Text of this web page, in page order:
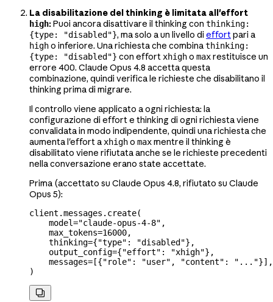
La disabilitazione del thinking è limitata all'effort
high:Puoi ancora disattivare il thinking con thinking:
{type: "disabled"}, ma solo a un livello di effortpari a
higho inferiore. Una richiesta che combinathinking:
{type: "disabled"} con effort xhigho maxrestituisce un
errore 400. Claude Opus 4.8 accetta questa
combinazione, quindi verifica le richieste che disabilitano il
thinking prima di migrare.
Il controllo viene applicato a ogni richiesta: la
configurazione di effort e thinking di ogni richiesta viene
convalidata in modo indipendente, quindi una richiesta che
aumenta l'effort a xhigho maxmentre il thinking è
disabilitato viene rifiutata anche se le richieste precedenti
nella conversazione erano state accettate.
Prima (accettato su Claude Opus 4.8, rifiutato su Claude
Opus 5):
client.messages.create(
    model
="claude-opus-4-8" ,
    max_tokens
=16000,
    thinking
={"type" : "disabled"},
    output_config
={"effort" : "xhigh"},
    messages
= [{"role" : "user" , "content" : "..."}],
)
